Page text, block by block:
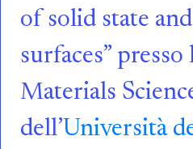
of solid state and
surfaces”
Materials
dell’Università